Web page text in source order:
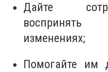
Дайте
изменениях;
Помогайте им